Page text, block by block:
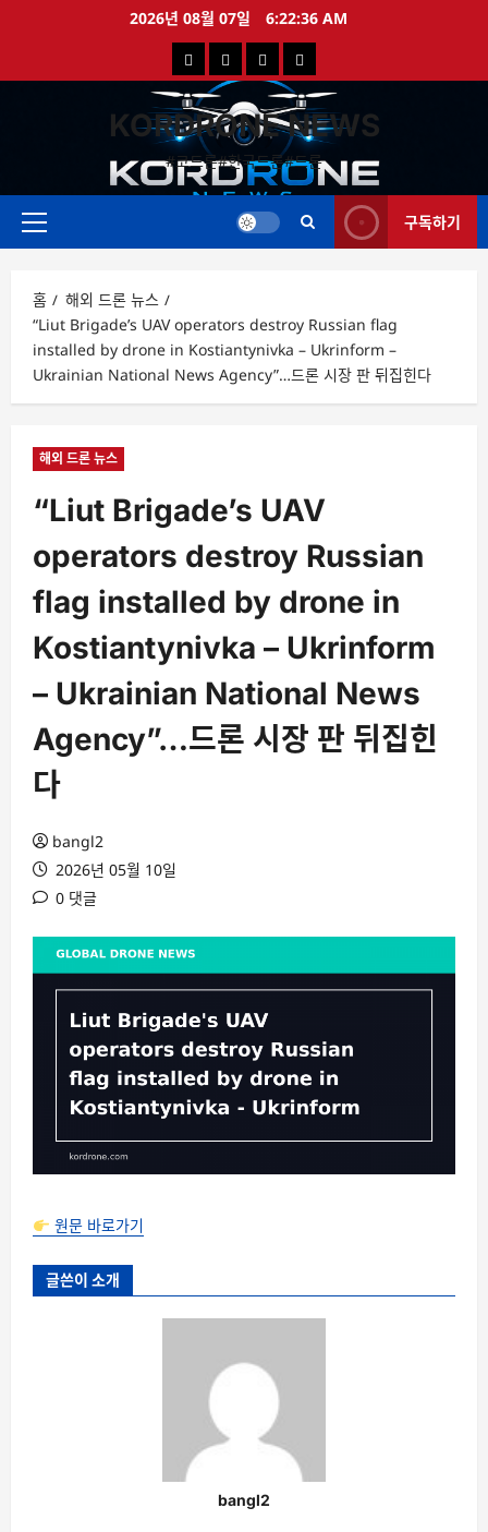
로
2026년 08월 07일 6:22:36 AM
국
내
드
론
뉴
해
외
드
론
뉴
드
영
상
드
론
특
가
KORDRONE NEWS
#코드론#한국드론#드론
주
구독하기
홈
해외 드론 뉴스
“Liut Brigade’s UAV operators destroy Russian flag
installed by drone in Kostiantynivka – Ukrinform –
Ukrainian National News Agency”…드론 시장 판 뒤집힌다
해외 드론 뉴스
“Liut Brigade’s UAV
operators destroy Russian
flag installed by drone in
Kostiantynivka – Ukrinform
– Ukrainian National News
Agency”…드론 시장 판 뒤집힌
다
bangl2
2026년 05월 10일
0 댓글
원문 바로가기
글쓴이 소개
bangl2